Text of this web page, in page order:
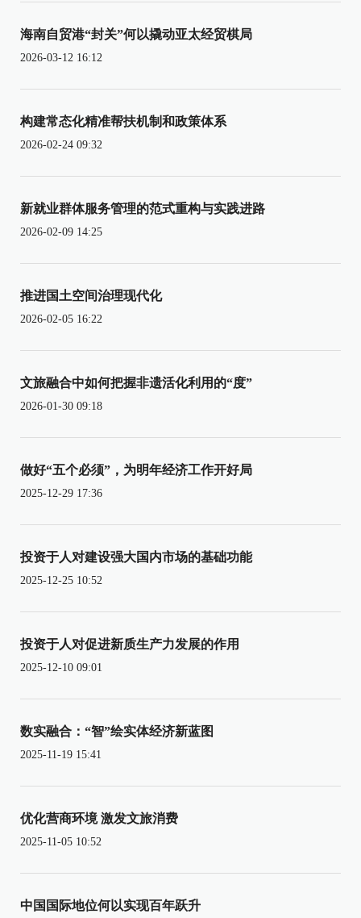
海南自贸港“封关”何以撬动亚太经贸棋局
2026-03-12 16:12
构建常态化精准帮扶机制和政策体系
2026-02-24 09:32
新就业群体服务管理的范式重构与实践进路
2026-02-09 14:25
推进国土空间治理现代化
2026-02-05 16:22
文旅融合中如何把握非遗活化利用的“度”
2026-01-30 09:18
做好“五个必须”，为明年经济工作开好局
2025-12-29 17:36
投资于人对建设强大国内市场的基础功能
2025-12-25 10:52
投资于人对促进新质生产力发展的作用
2025-12-10 09:01
数实融合：“智”绘实体经济新蓝图
2025-11-19 15:41
优化营商环境 激发文旅消费
2025-11-05 10:52
中国国际地位何以实现百年跃升